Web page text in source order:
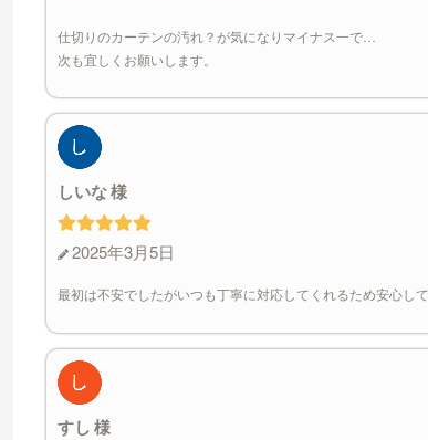
仕切りのカーテンの汚れ？が気になりマイナス一で…
次も宜しくお願いします。
しいな
2025年3月5日
最初は不安でしたがいつも丁寧に対応してくれるため安心し
すし